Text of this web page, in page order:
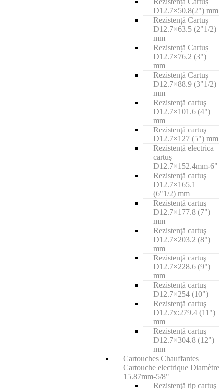
Rezistență Cartuș
D12.7×50.8(2") mm
Rezistență Cartuș
D12.7×63.5 (2"1/2)
mm
Rezistență Cartuș
D12.7×76.2 (3")
mm
Rezistență Cartuș
D12.7×88.9 (3"1/2)
mm
Rezistenţă cartuş
D12.7×101.6 (4")
mm
Rezistenţă cartuş
D12.7×127 (5") mm
Rezistenţă electrica
cartuş
D12.7×152.4mm-6"
Rezistenţă cartuş
D12.7×165.1
(6"1/2) mm
Rezistenţă cartuş
D12.7×177.8 (7")
mm
Rezistenţă cartuş
D12.7×203.2 (8")
mm
Rezistenţă cartuş
D12.7×228.6 (9")
mm
Rezistenţă cartuş
D12.7×254 (10")
Rezistenţă cartuş
D12.7x:279.4 (11")
mm
Rezistenţă cartuş
D12.7×304.8 (12")
mm
Cartouches Chauffantes
Cartouche electrique Diamètre
15.87mm-5/8"
Rezistenţă tip cartuş